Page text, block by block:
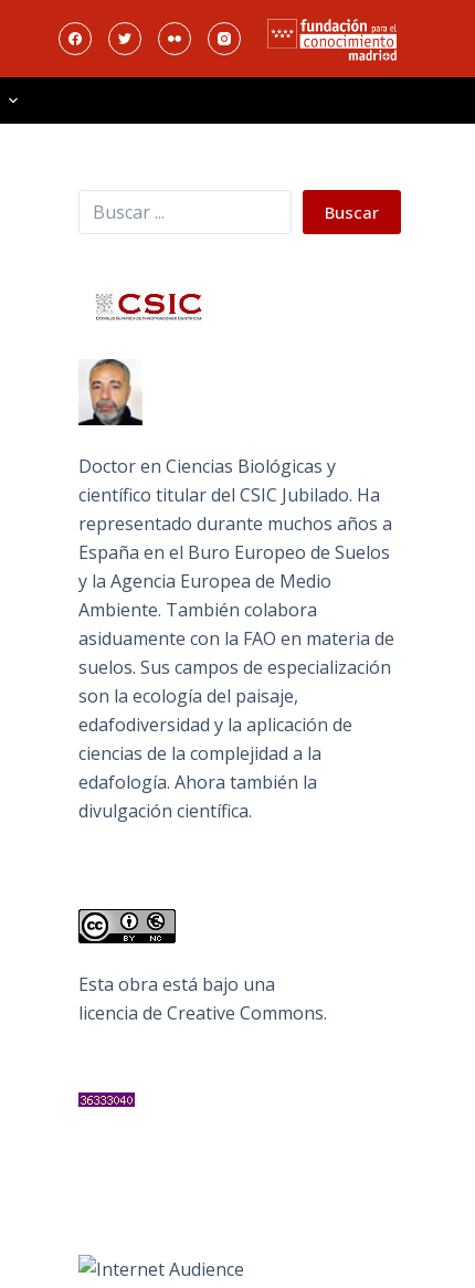
Buscar Buscar
Doctor en Ciencias Biológicas y
científico titular del CSIC Jubilado. Ha
representado durante muchos años a
España en el Buro Europeo de Suelos
y la Agencia Europea de Medio
Ambiente. También colabora
asiduamente con la FAO en materia de
suelos. Sus campos de especialización
son la ecología del paisaje,
edafodiversidad y la aplicación de
ciencias de la complejidad a la
edafología. Ahora también la
divulgación científica.
Esta obra está bajo una
licencia de Creative Commons.